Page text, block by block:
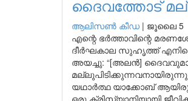
ദൈവത്തോട്
ആലിസണ്‍ കീഡ | ജൂലൈ 5
എന്റെ ഭർത്താവിന്റെ
ദീർഘകാല സുഹൃത്ത്
അയച്ചു: “[അലൻ]
യഥാർത്ഥ യാക്കോബ്
ഒരു ക്രിസ്ത്യാനിയായി